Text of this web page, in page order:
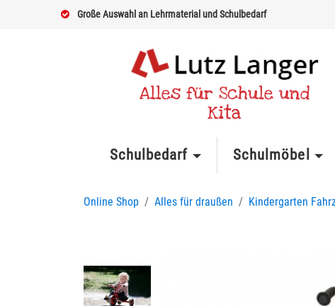
Große Auswahl an Lehrmaterial und Schulbedarf
Alles für Schule und
Kita
Schulbedarf Schulmöbel
Online Shop Alles für draußen Kindergarten